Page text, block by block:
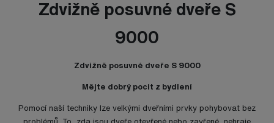
Zdvižně posuvné dveře S
9000
Zdvižně posuvné dveře S 9000
Mějte dobrý pocit z bydlení
Pomocí naší techniky lze velkými dveřními prvky pohybovat bez